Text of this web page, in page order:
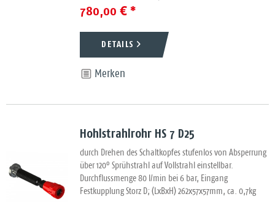
780,00 € *
DETAILS
Merken
Hohlstrahlrohr HS 7 D25
durch Drehen des Schaltkopfes stufenlos von Absperrung
über 120° Sprühstrahl auf Vollstrahl einstellbar.
Durchflussmenge 80 l/min bei 6 bar, Eingang
Festkupplung Storz D; (LxBxH) 262x57x57mm, ca. 0,7kg